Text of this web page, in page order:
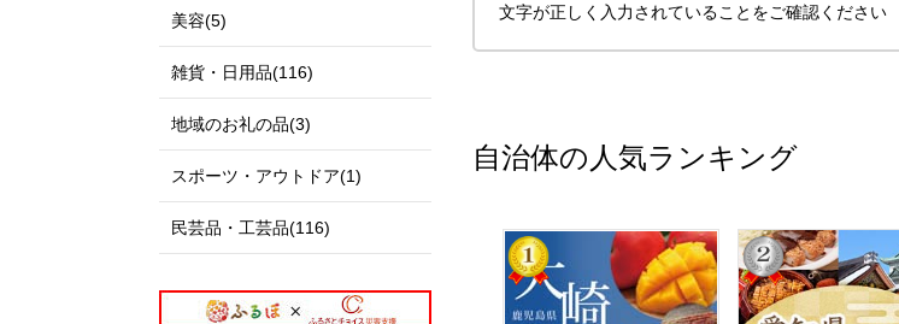
文字が正しく入力されていることをご確認ください
自治体の人気ランキング
12
美容(5)
雑貨・日用品(116)
地域のお礼の品(3)
スポーツ・アウトドア(1)
民芸品・工芸品(116)